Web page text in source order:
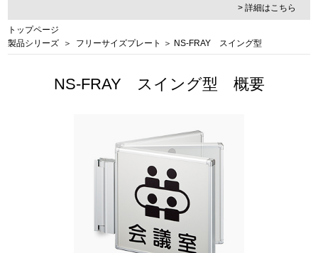
> 詳細はこちら
トップページ
製品シリーズ ＞ フリーサイズプレート ＞ NS-FRAY スイング型
NS-FRAY スイング型 概要